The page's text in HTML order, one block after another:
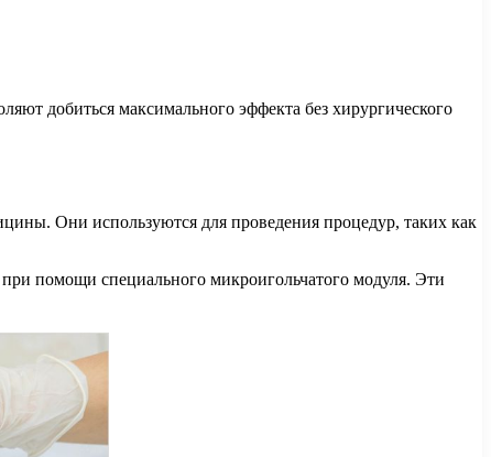
добиться максимального эффекта без хирургического
Они используются для проведения процедур, таких как
помощи специального микроигольчатого модуля. Эти